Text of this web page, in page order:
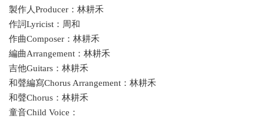
製作人Producer：林耕禾
作詞Lyricist：周和
作曲Composer：林耕禾
編曲Arrangement：林耕禾
吉他Guitars：林耕禾
和聲編寫Chorus Arrangement：林耕禾
和聲Chorus：林耕禾
童音Child Voice：